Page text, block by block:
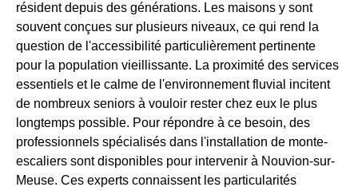
résident depuis des générations. Les maisons y sont
souvent conçues sur plusieurs niveaux, ce qui rend la
question de l'accessibilité particulièrement pertinente
pour la population vieillissante. La proximité des services
essentiels et le calme de l'environnement fluvial incitent
de nombreux seniors à vouloir rester chez eux le plus
longtemps possible. Pour répondre à ce besoin, des
professionnels spécialisés dans l'installation de monte-
escaliers sont disponibles pour intervenir à Nouvion-sur-
Meuse. Ces experts connaissent les particularités